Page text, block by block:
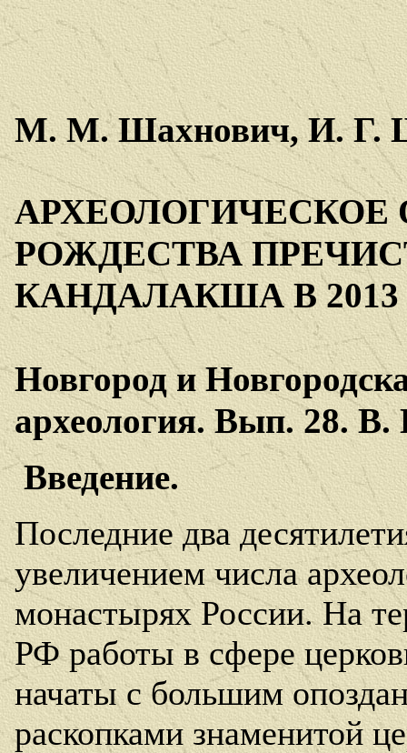
М. М. Шахнович, И. Г.
АРХЕОЛОГИЧЕСКОЕ
РОЖДЕСТВА
КАНДАЛАКША В
Новгород и
археология. Вып. 28. В.
Введение.
Последние два
увеличением числа
монастырях России. На
РФ работы в сфере
начаты с большим
раскопками знаменитой